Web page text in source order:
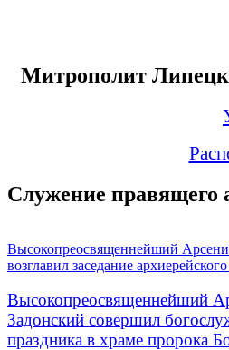
Митрополит
Служение правящего
Высокопреосвященнейший
возглавил заседание
Высокопреосвященнейший
Задонский совершил
праздника в храме пророка